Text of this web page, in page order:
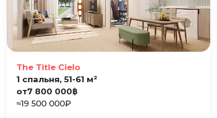
The Title Cielo
1 спальня, 51-61 м²
от7 800 000฿
≈19 500 000₽